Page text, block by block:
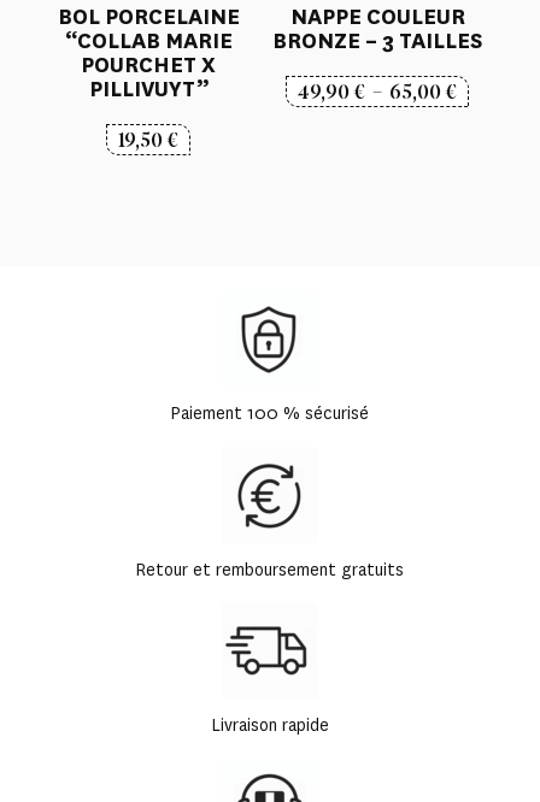
BOL PORCELAINE
“COLLAB MARIE
POURCHET X
PILLIVUYT”
19,50€
NAPPE COULEUR
BRONZE – 3 TAILLES
49,90€ – 65,00€Plage
Paiement 100 % sécurisé
Retour et remboursement gratuits
Livraison rapide